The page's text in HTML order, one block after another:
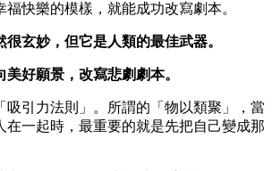
快樂的模樣，就能成功改寫劇本。
很玄妙，但它是人類的最佳武器。
好願景，改寫悲劇劇本。
吸引力法則」。所謂的「物以類聚」，當
在一起時，最重要的就是先把自己變成那